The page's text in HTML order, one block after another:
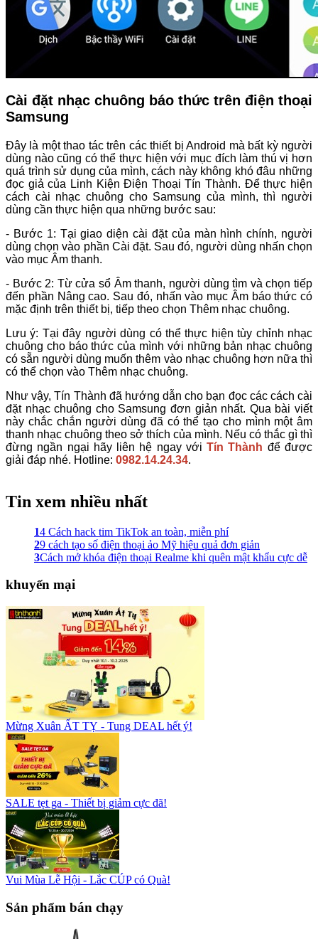
Cài đặt nhạc chuông báo thức trên điện thoại
Samsung
Đây là một thao tác trên các thiết bị Android mà bất kỳ người
dùng nào cũng có thể thực hiện với mục đích làm thú vị hơn
quá trình sử dụng của mình, cách này không khó đâu những
đọc giả của Linh Kiện Điện Thoại Tín Thành. Để thực hiện
cách cài nhạc chuông cho Samsung của mình, thì người
dùng cần thực hiện qua những bước sau:
- Bước 1: Tại giao diện cài đặt của màn hình chính, người
dùng chọn vào phần Cài đặt. Sau đó, người dùng nhấn chọn
vào mục Âm thanh.
- Bước 2: Từ cửa sổ Âm thanh, người dùng tìm và chọn tiếp
đến phần Nâng cao. Sau đó, nhấn vào mục Âm báo thức có
mặc định trên thiết bị, tiếp theo chọn Thêm nhạc chuông.
Lưu ý: Tại đây người dùng có thể thực hiện tùy chỉnh nhạc
chuông cho báo thức của mình với những bản nhạc chuông
có sẵn người dùng muốn thêm vào nhạc chuông hơn nữa thì
có thể chọn vào Thêm nhạc chuông.
Như vậy, Tín Thành đã hướng dẫn cho bạn đọc các cách cài
đặt nhạc chuông cho Samsung đơn giản nhất. Qua bài viết
này chắc chắn người dùng đã có thể tạo cho mình một âm
thanh nhạc chuông theo sở thích của mình. Nếu có thắc gì thì
đừng ngần ngại hãy liên hệ ngay vớiTín Thành để được
giải đáp nhé. Hotline: 0982.14.24.34.
Tin xem nhiều nhất
14 Cách hack tim TikTok an toàn, miễn phí
29 cách tạo số điện thoại ảo Mỹ hiệu quả đơn giản
3Cách mở khóa điện thoại Realme khi quên mật khẩu cực dễ
khuyến mại
Mừng Xuân ẤT TỴ - Tung DEAL hết ý!
SALE tẹt ga - Thiết bị giảm cực đã!
Vui Mùa Lễ Hội - Lắc CÚP có Quà!
Sản phẩm bán chạy